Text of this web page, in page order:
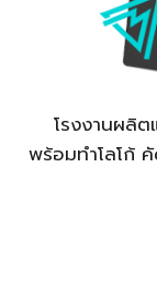
โรงงานผลิต
พร้อมทำโลโก้